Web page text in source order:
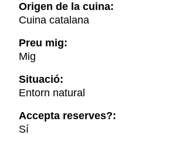
Origen de la cuina:
Cuina catalana
Preu mig:
Mig
Situació:
Entorn natural
Accepta reserves?:
Sí